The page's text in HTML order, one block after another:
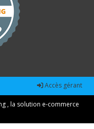
Accès gérant
, la solution e-commerce